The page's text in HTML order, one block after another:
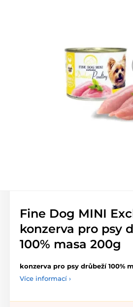
Fine Dog MINI
konzerva pro psy
100% masa 200g
konzerva pro psy drůbeží 100%
Více informací ›